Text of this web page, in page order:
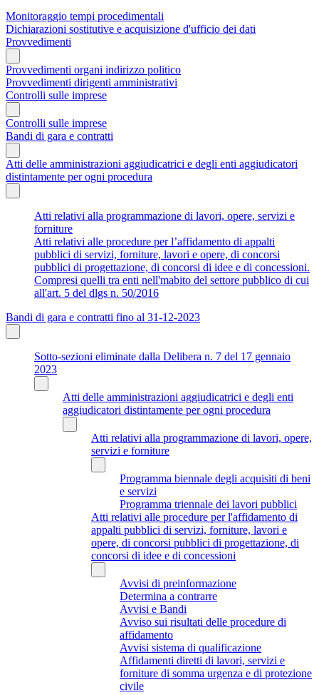
Monitoraggio tempi procedimentali
Dichiarazioni sostitutive e acquisizione d'ufficio dei dati
Provvedimenti
Provvedimenti organi indirizzo politico
Provvedimenti dirigenti amministrativi
Controlli sulle imprese
Controlli sulle imprese
Bandi di gara e contratti
Atti delle amministrazioni aggiudicatrici e degli enti aggiudicatori
distintamente per ogni procedura
Atti relativi alla programmazione di lavori, opere, servizi e
forniture
Atti relativi alle procedure per l’affidamento di appalti
pubblici di servizi, forniture, lavori e opere, di concorsi
pubblici di progettazione, di concorsi di idee e di concessioni.
Compresi quelli tra enti nell'mabito del settore pubblico di cui
all'art. 5 del dlgs n. 50/2016
Bandi di gara e contratti fino al 31-12-2023
Sotto-sezioni eliminate dalla Delibera n. 7 del 17 gennaio
2023
Atti delle amministrazioni aggiudicatrici e degli enti
aggiudicatori distintamente per ogni procedura
Atti relativi alla programmazione di lavori, opere,
servizi e forniture
Programma biennale degli acquisiti di beni
e servizi
Programma triennale dei lavori pubblici
Atti relativi alle procedure per l'affidamento di
appalti pubblici di servizi, forniture, lavori e
opere, di concorsi pubblici di progettazione, di
concorsi di idee e di concessioni
Avvisi di preinformazione
Determina a contrarre
Avvisi e Bandi
Avviso sui risultati delle procedure di
affidamento
Avvisi sistema di qualificazione
Affidamenti diretti di lavori, servizi e
forniture di somma urgenza e di protezione
civile